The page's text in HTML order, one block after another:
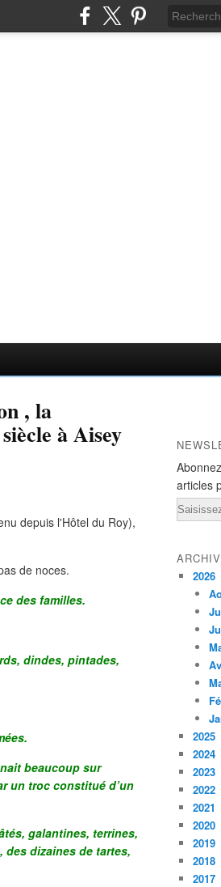
, la
à Aisey
depuis l'Hôtel du Roy),
de noces.
des familles.
dindes, pintades,
beaucoup sur
un troc constitué d’un
galantines, terrines,
des dizaines de tartes,
articles
Email
2026
2025
2024
2023
2022
2021
2020
2019
2018
2017